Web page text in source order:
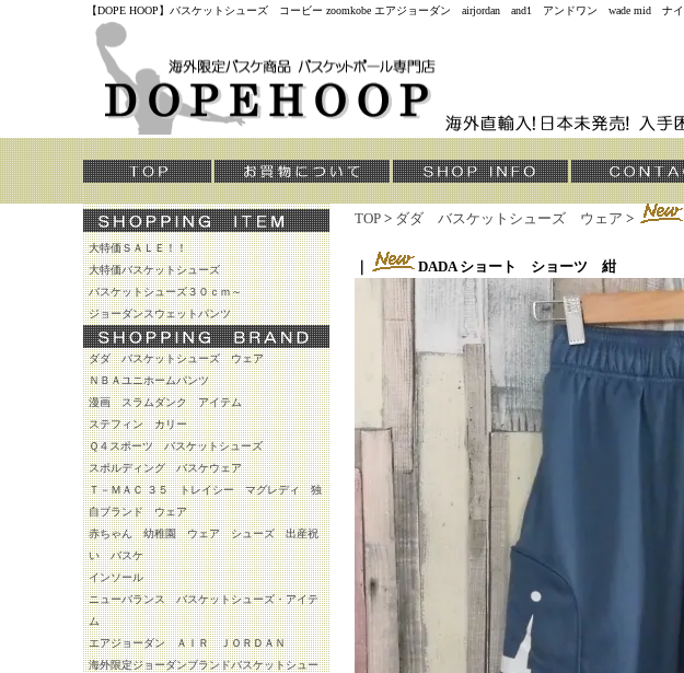
【DOPE HOOP】バスケットシューズ コービー zoomkobe エアジョーダン airjordan and1 アンドワン wade mid
大特価ＳＡＬＥ！！
大特価バスケットシューズ
バスケットシューズ３０ｃｍ～
ジョーダンスウェットパンツ
ダダ バスケットシューズ ウェア
ＮＢＡユニホームパンツ
漫画 スラムダンク アイテム
ステフィン カリー
Ｑ４スポーツ バスケットシューズ
スポルディング バスケウェア
Ｔ－ＭＡＣ ３５ トレイシー マグレディ 独
自ブランド ウェア
赤ちゃん 幼稚園 ウェア シューズ 出産祝
い バスケ
インソール
ニューバランス バスケットシューズ・アイテ
ム
エアジョーダン ＡＩＲ ＪＯＲＤＡＮ
海外限定ジョーダンブランドバスケットシュー
TOP > ダダ バスケットシューズ ウェア >
DADA ショート ショーツ 紺